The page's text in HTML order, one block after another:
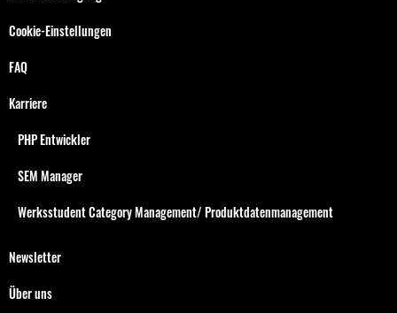
Cookie-Einstellungen
FAQ
Karriere
PHP Entwickler
SEM Manager
Werksstudent Category Management/ Produktdatenmanagement
Newsletter
Über uns